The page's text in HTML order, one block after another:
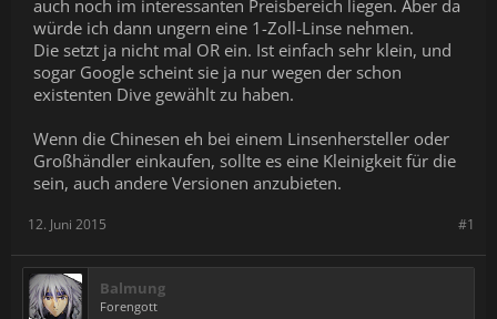
auch noch im interessanten Preisbereich liegen. Aber da
würde ich dann ungern eine 1-Zoll-Linse nehmen.
Die setzt ja nicht mal OR ein. Ist einfach sehr klein, und
sogar Google scheint sie ja nur wegen der schon
existenten Dive gewählt zu haben.
Wenn die Chinesen eh bei einem Linsenhersteller oder
Großhändler einkaufen, sollte es eine Kleinigkeit für die
sein, auch andere Versionen anzubieten.
#1
12. Juni 2015
Balmung
Forengott